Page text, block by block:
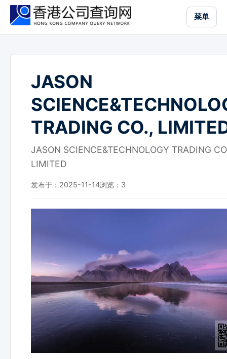
菜单
JASON
TRADING CO.,
JASON SCIENCE&TECHNOLOGY TRADING
LIMITED
发布于：2025-11-14浏览： 3